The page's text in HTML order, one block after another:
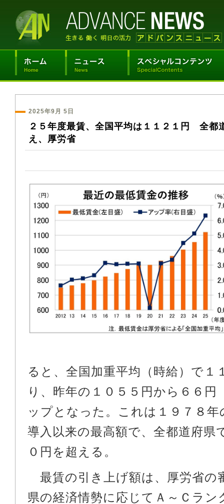
2025年9月 5日
２５年度最賃、全国平均は１１２１円 全都
え、厚労省
ると、全国加重平均（時給）で１
り、昨年の１０５５円から６６円
ップとなった。これは１９７８年
導入以来の最高額で、全都道府県
０円を超える。
最賃の引き上げ額は、厚労省の
県の経済情勢に応じてＡ～Ｃラン